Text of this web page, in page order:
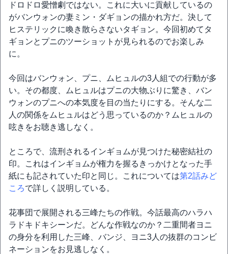
ドロドロ愛憎劇ではない。これに大いに貢献しているの
がバンウォンの妻ミン・ダギョンの描かれ方だ。決して
ヒステリックに喚き散らさないタギョン。今回初めてタ
ギョンとプニのツーショットが見られるのでお楽しみ
に。
今回はバンウォン、プニ、ムヒュルの3人組での行動が多
い。その都度、ムヒュルはプニの大物ぶりに驚き、バン
ウォンのプニへの本気度を目の当たりにする。そんな二
人の関係をムヒュルはどう思っているのか？ムヒュルの
呟きをお聴き逃しなく。
ところで、流刑されるインギョムが見つけた秘密結社の
印。これはインギョムが権力を握るきっかけとなった手
紙にも記されていた印と同じ。これについては第2話みど
ころで詳しく説明している。
花事団で展開される三峰たちの作戦。今話最高のハラハ
ラドキドキシーンだ。どんな作戦なのか？二重間者ヨニ
の身分を利用した三峰、バンジ、ヨニ3人の抜群のコンビ
ネーションをお見逃しなく。